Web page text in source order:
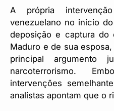
A própria
venezuelano no início
deposição e captura do
Maduro e de sua
principal argumento
narcoterrorismo.
intervenções
analistas apontam que o